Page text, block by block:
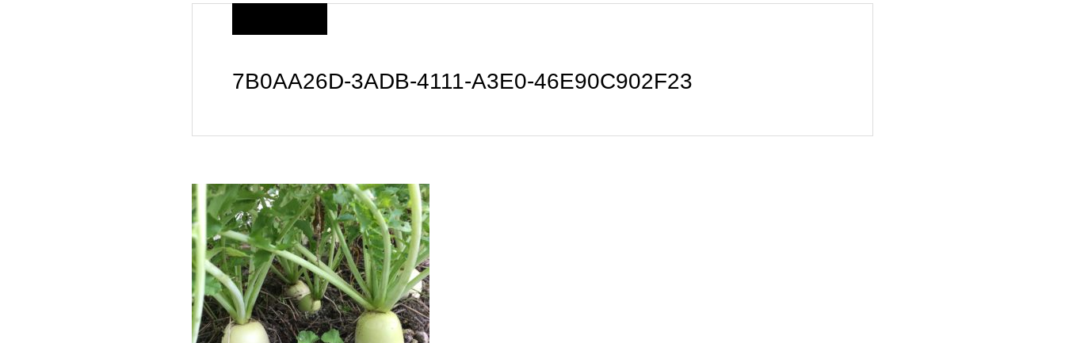
7B0AA26D-3ADB-4111-A3E0-46E90C902F23